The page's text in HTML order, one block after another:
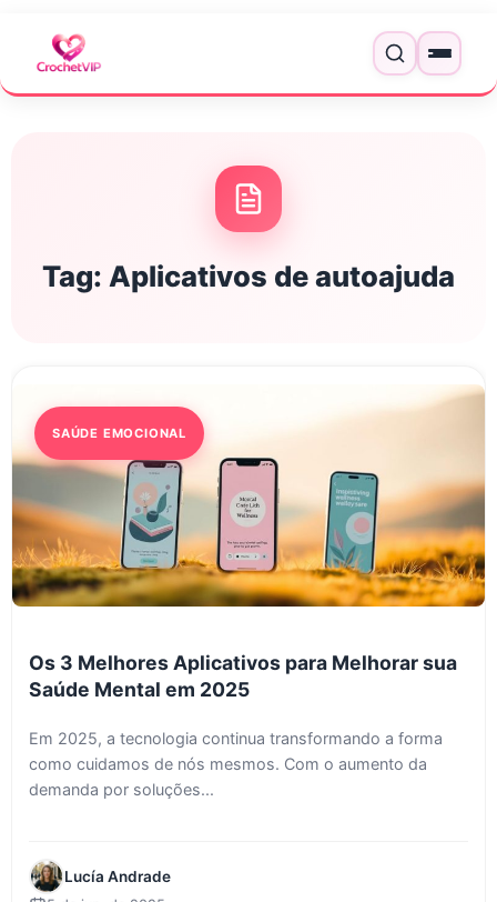
Menu
Tag: Aplicativos de autoajuda
SAÚDE EMOCIONAL
Os 3 Melhores Aplicativos para Melhorar sua
Saúde Mental em 2025
Em 2025, a tecnologia continua transformando a forma
como cuidamos de nós mesmos. Com o aumento da
demanda por soluções...
Lucía Andrade